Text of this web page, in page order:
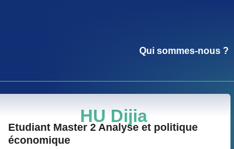
Qui sommes-nous ?
HU Dijia
Etudiant Master 2 Analyse et politique
économique